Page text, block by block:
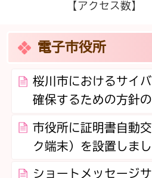
【アクセス数】
電子市役所
桜川市におけるサイ
確保するための方針
市役所に証明書自動
ク端末）を設置しまし
ショートメッセージ